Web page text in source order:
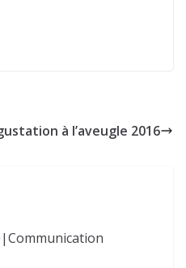
à l’aveugle 2016